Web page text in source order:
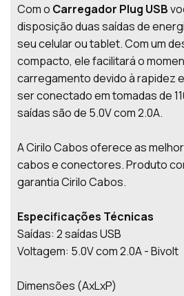
Com o Carregador Plug USB
disposição duas saídas de
seu celular ou tablet. Com um
compacto, ele facilitará o
carregamento devido à rapidez
ser conectado em tomadas de
saídas são de 5.0V com 2.0A.
A Cirilo Cabos oferece as
cabos e conectores. Produto
garantia Cirilo Cabos.
Especificações Técnicas
Saídas: 2 saídas USB
Voltagem: 5.0V com 2.0A - Bivolt
Dimensões (AxLxP)